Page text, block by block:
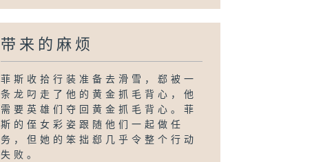
带来的麻烦
菲斯收拾行装准备去滑雪，郄被一
条龙叼走了他的黄金抓毛背心，他
需要英雄们夺回黄金抓毛背心。菲
斯的侄女彩姿跟随他们一起做任
务，但她的笨拙郄几乎令整个行动
失败。